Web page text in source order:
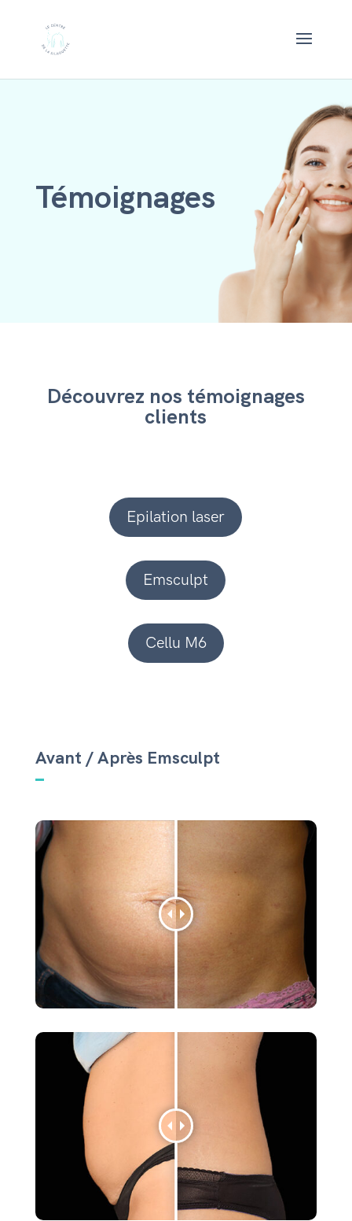
Témoignages
Découvrez nos témoignages
clients
Epilation laser
Emsculpt
Cellu M6
Avant / Après Emsculpt